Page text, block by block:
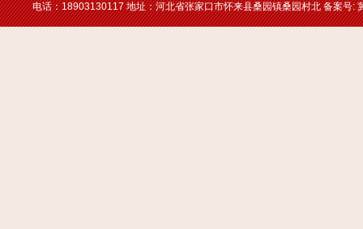
电话：18903130117 地址：河北省张家口市怀来县桑园镇桑园村北 备案号: